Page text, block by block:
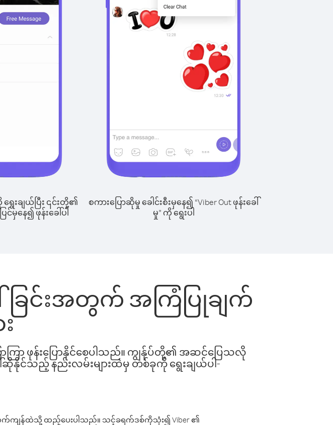
းချယ်ပြီး ၎င်းတို့၏
နေ၍ ဖုန်းခေါ်ပါ
စကားပြောဆိုမှု ခေါင်းစီးမှနေ၍ “Viber Out ဖုန်းခေါ်
မှု” ကို ရွေးပါ
ခြင်းအတွက် အကြံပြုချက်
ြာ ဖုန်းပြောနိုင်စေပါသည်။ ကျွန်ုပ်တို့၏ အဆင်ပြေသလို
ဆိုနိုင်သည့် နည်းလမ်းများထဲမှ တစ်ခုကို ရွေးချယ်ပါ-
ကျန်ထဲသို့ ထည့်ပေးပါသည်။ သင့်ခရက်ဒစ်ကိုသုံး၍ Viber ၏